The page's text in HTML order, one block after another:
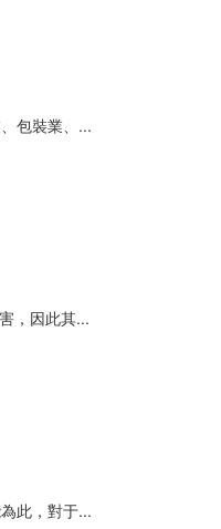
包裝業、...
，因此其...
此，對于...